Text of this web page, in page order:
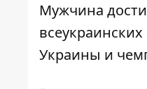
Мужчина
Украины и